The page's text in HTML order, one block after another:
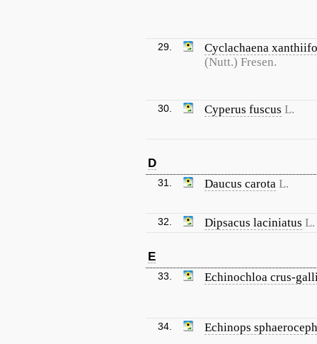
29.
Cyclachaena
(Nutt.) Fresen.
30. Cyperus fuscus L.
D
31. Daucus carota L.
32. Dipsacus laciniatus L.
E
33. Echinochloa crus-
34. Echinops